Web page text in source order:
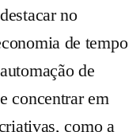
no
de tempo
de
concentrar em
como a